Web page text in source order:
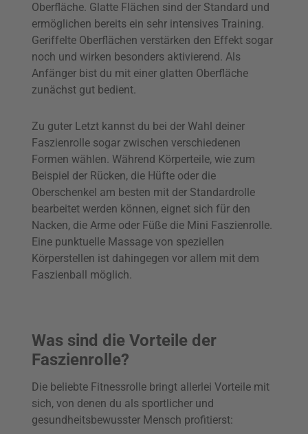
Oberfläche. Glatte Flächen sind der Standard und
ermöglichen bereits ein sehr intensives Training.
Geriffelte Oberflächen verstärken den Effekt sogar
noch und wirken besonders aktivierend. Als
Anfänger bist du mit einer glatten Oberfläche
zunächst gut bedient.
Zu guter Letzt kannst du bei der Wahl deiner
Faszienrolle sogar zwischen verschiedenen
Formen wählen. Während Körperteile, wie zum
Beispiel der Rücken, die Hüfte oder die
Oberschenkel am besten mit der Standardrolle
bearbeitet werden können, eignet sich für den
Nacken, die Arme oder Füße die Mini Faszienrolle.
Eine punktuelle Massage von speziellen
Körperstellen ist dahingegen vor allem mit dem
Faszienball möglich.
Was sind die Vorteile der
Faszienrolle?
Die beliebte Fitnessrolle bringt allerlei Vorteile mit
sich, von denen du als sportlicher und
gesundheitsbewusster Mensch profitierst: